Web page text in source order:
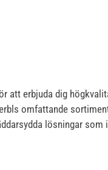
att erbjuda dig
omfattande
lösningar